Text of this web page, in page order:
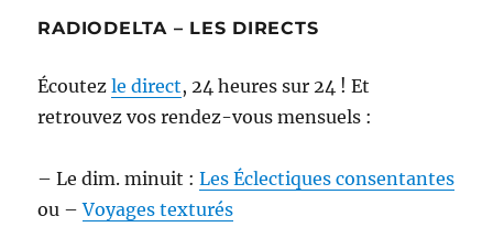
RADIODELTA – LES DIRECTS
Écoutezle direct, 24 heures sur 24 ! Et
retrouvez vos rendez-vous mensuels :
– Le dim. minuit :Les Éclectiques consentantes
ou –Voyages texturés